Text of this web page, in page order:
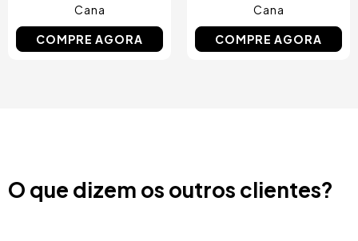
Cana
COMPRE AGORA
Cana
COMPRE AGORA
O que dizem os outros clientes?